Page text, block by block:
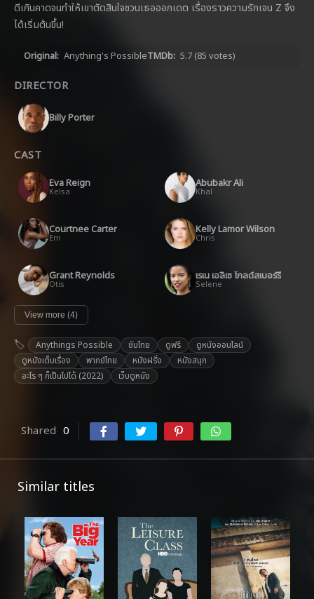
ดีเกินคาดจนทำให้เขาตัดสินใจชวนเธอออกเดต เรื่องราวความรักเจน Z จึง
ได้เริ่มต้นขึ้น!
Original: Anything's PossibleTMDb: 5.7 (85 votes)
DIRECTOR
Billy Porter
CAST
Eva Reign
Kelsa
Abubakr Ali
Khal
Courtnee Carter
Em
Kelly Lamor Wilson
Chris
Grant Reynolds
Otis
เรเน เอลิเซ โกลด์สเบอร์รี
Selene
View more (4)
Anythings Possible ซับไทย ดูฟรี
ดูหนังออนไลน์
ดูหนังเต็มเรื่อง
พากย์ไทย หนังฝรั่ง
หนังสนุก
อะไร ๆ ก็เป็นไปได้ (2022)
เว็บดูหนัง
Shared 0
Similar titles